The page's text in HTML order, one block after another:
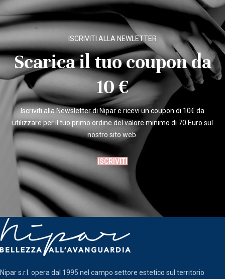
ISCRIVITI ALLA NEWLETTER
Scarica il tuo coupon da
10 €
Iscriviti alla Newsletter di Nipar e ricevi un coupon di 10€ da
utilizzare per il tuo primo ordine del valore minimo di 70 Euro sul
nostro sito web.
ISCRIVITI
Nipar s.r.l. opera dal 1995 nel campo settore estetico sul territorio